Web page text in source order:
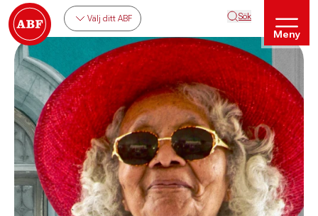
Välj ditt ABF Sök
Meny